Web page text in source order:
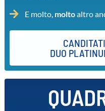
E molto, moltoaltro
DUO